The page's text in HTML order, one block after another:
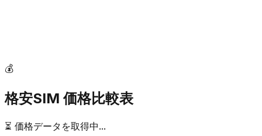
💰
格安SIM 価格比較表
⏳ 価格データを取得中...